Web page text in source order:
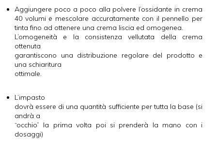
Aggiungere poco a poco alla polvere l’ossidante in crema
40 volumi e mescolare accuratamente con il pennello per
tinta fino ad ottenere una crema liscia ed omogenea.
L’omogeneità e la consistenza vellutata della crema
ottenuta
garantiscono una distribuzione regolare del prodotto e
una schiaritura
ottimale.
L’impasto
dovrà essere di una quantità sufficiente per tutta la base (si
andrà a
“occhio” la prima volta poi si prenderà la mano con i
dosaggi)